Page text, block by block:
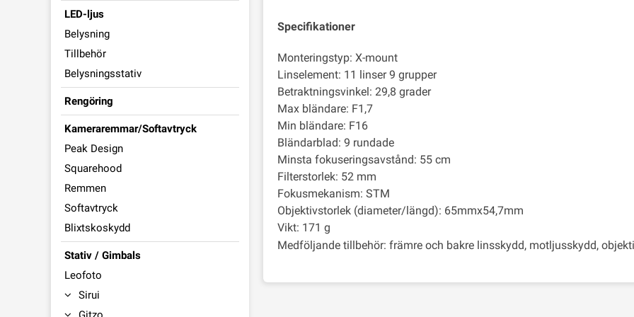
LED-ljus
Belysning
Tillbehör
Belysningsstativ
Rengöring
Kameraremmar/Softavtryck
Peak Design
Squarehood
Remmen
Softavtryck
Blixtskoskydd
Stativ / Gimbals
Leofoto
Sirui
Specifikationer
Monteringstyp: X-mount
Linselement: 11 linser 9 grupper
Betraktningsvinkel: 29,8 grader
Max bländare: F1,7
Min bländare: F16
Bländarblad: 9 rundade
Minsta fokuseringsavstånd: 55 cm
Filterstorlek: 52 mm
Fokusmekanism: STM
Objektivstorlek (diameter/längd): 65mmx54,7mm
Vikt: 171 g
Medföljande tillbehör: främre och bakre linsskydd, motljusskydd,